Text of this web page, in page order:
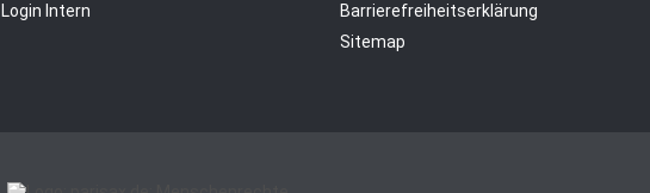
Login Intern
Barrierefreiheitserklärung
Sitemap